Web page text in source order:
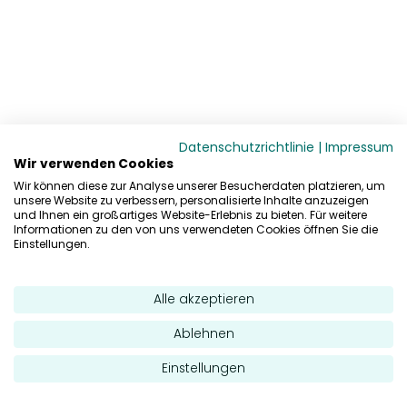
Datenschutzrichtlinie | Impressum
Wir verwenden Cookies
Wir können diese zur Analyse unserer Besucherdaten platzieren, um
unsere Website zu verbessern, personalisierte Inhalte anzuzeigen
und Ihnen ein großartiges Website-Erlebnis zu bieten. Für weitere
Informationen zu den von uns verwendeten Cookies öffnen Sie die
Einstellungen.
Alle akzeptieren
Ablehnen
Einstellungen